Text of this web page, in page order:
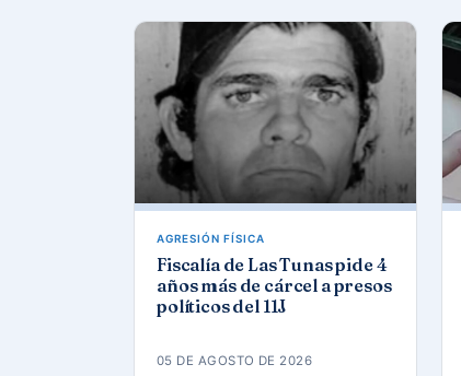
AGRESIÓN FÍSICA
Fiscalía de Las Tunas pide 4
años más de cárcel a presos
políticos del 11J
05 DE AGOSTO DE 2026